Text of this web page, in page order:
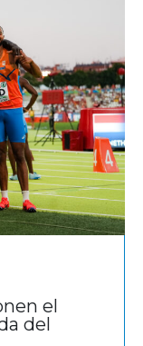
el
del